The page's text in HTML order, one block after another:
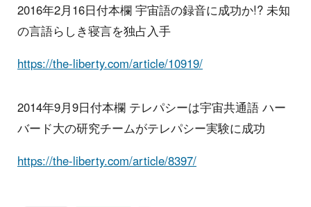
2016年2月16日付本欄 宇宙語の録音に成功か!? 未知
の言語らしき寝言を独占入手
https://the-liberty.com/article/10919/
2014年9月9日付本欄 テレパシーは宇宙共通語 ハー
バード大の研究チームがテレパシー実験に成功
https://the-liberty.com/article/8397/